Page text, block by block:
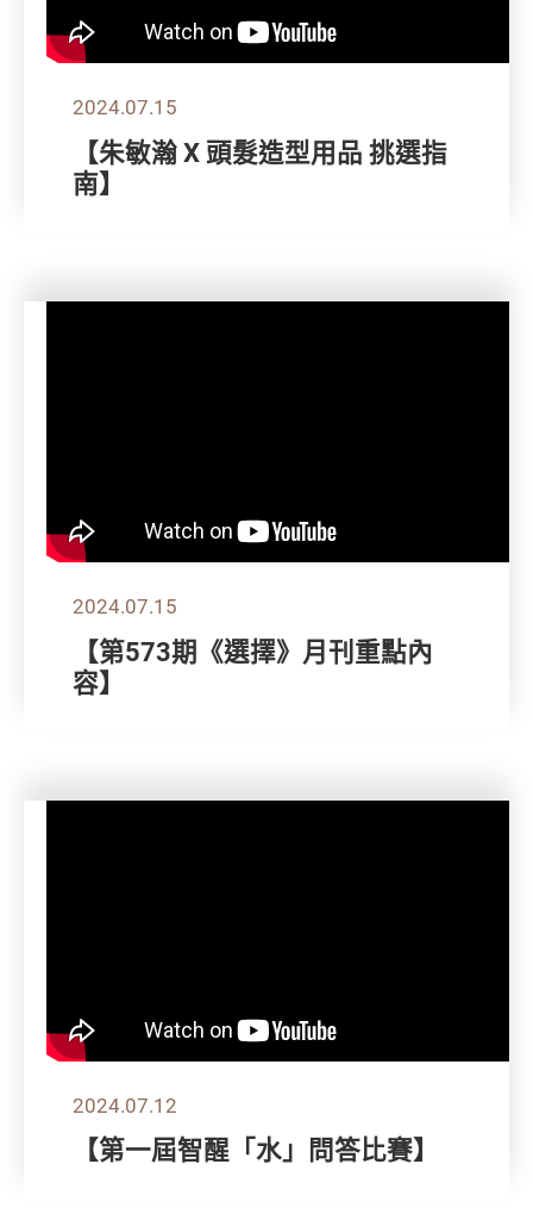
2024.07.15
【朱敏瀚 X 頭髮造型用品 挑選指
南】
2024.07.15
【第573期《選擇》月刊重點內
容】
2024.07.12
【第一屆智醒「水」問答比賽】